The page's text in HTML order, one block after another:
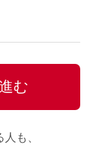
む
も、